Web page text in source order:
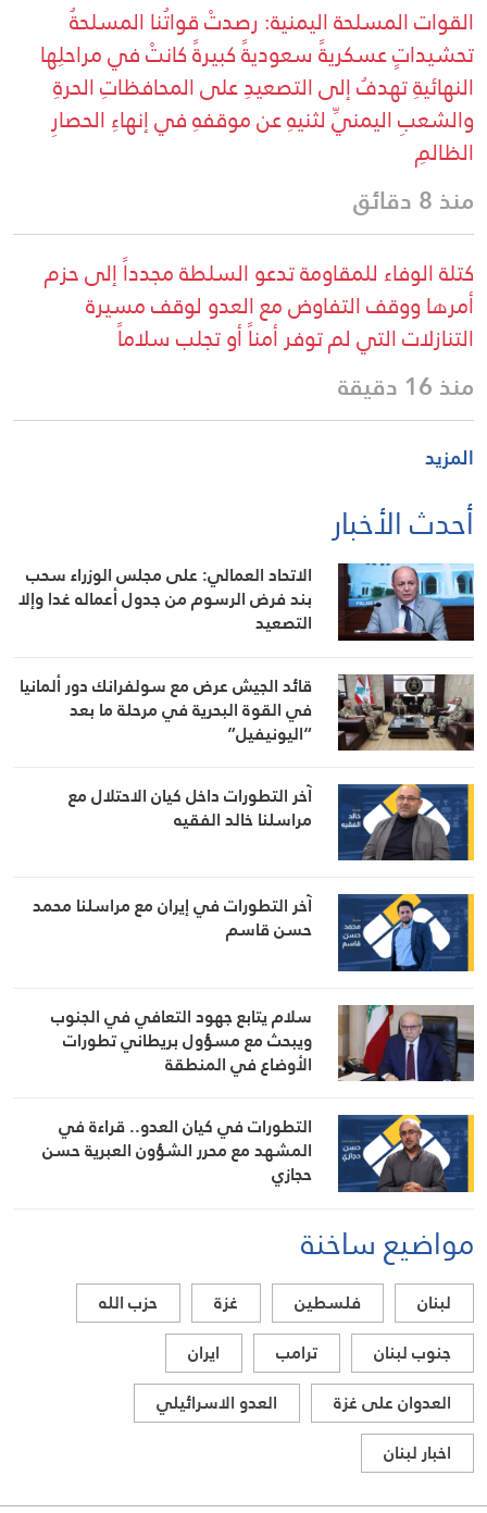
القوات المسلحة اليمنية: رصدتْ قواتُنا المسلحةُ
تحشيداتٍ عسكريةً سعوديةً كبيرةً كانتْ في مراحلِها
النهائيةِ تهدفُ إلى التصعيدِ على المحافظاتِ الحرةِ
والشعبِ اليمنيِّ لثنيهِ عن موقفهِ في إنهاءِ الحصارِ
الظالمِ
منذ 8 دقائق
كتلة الوفاء للمقاومة تدعو السلطة مجدداً إلى حزم
أمرها ووقف التفاوض مع العدو لوقف مسيرة
التنازلات التي لم توفر أمناً أو تجلب سلاماً
منذ 16 دقيقة
المزيد
أحدث الأخبار
الاتحاد العمالي: على مجلس الوزراء سحب
بند فرض الرسوم من جدول أعماله غدا وإلا
التصعيد
قائد الجيش عرض مع سولفرانك دور ألمانيا
في القوة البحرية في مرحلة ما بعد
“اليونيفيل”
آخر التطورات داخل كيان الاحتلال مع
مراسلنا خالد الفقيه
آخر التطورات في إيران مع مراسلنا محمد
حسن قاسم
سلام يتابع جهود التعافي في الجنوب
ويبحث مع مسؤول بريطاني تطورات
الأوضاع في المنطقة
التطورات في كيان العدو.. قراءة في
المشهد مع محرر الشؤون العبرية حسن
حجازي
مواضيع ساخنة
لبنان فلسطين غزة
حزب الله
جنوب لبنان
ترامب
ايران
العدوان على غزة
العدو الاسرائيلي
اخبار لبنان